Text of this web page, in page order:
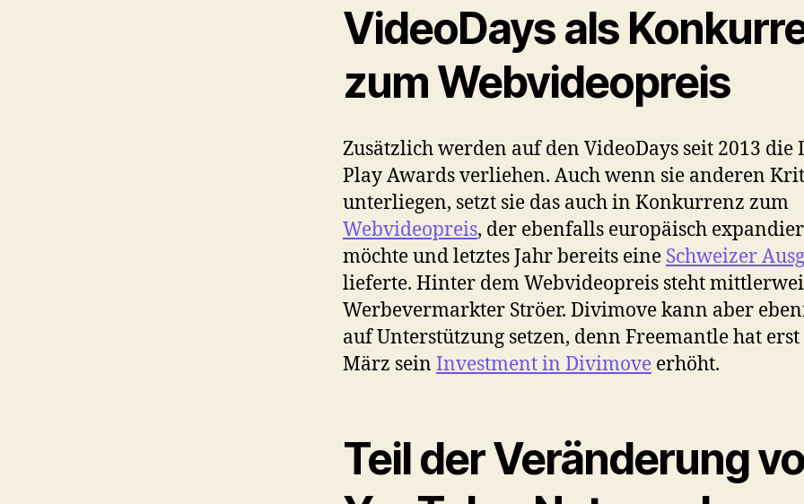
VideoDays als
zum Webvideopreis
Zusätzlich werden auf den VideoDays seit 2013 die
Play Awards verliehen. Auch wenn sie anderen
unterliegen, setzt sie das auch in Konkurrenz zum
Webvideopreis, der ebenfalls europäisch
möchte und letztes Jahr bereits eine Schweizer
lieferte. Hinter dem Webvideopreis steht
Werbevermarkter Ströer. Divimove kann aber
auf Unterstützung setzen, denn Freemantle hat
März sein Investment in Divimove erhöht.
Teil der Veränderung